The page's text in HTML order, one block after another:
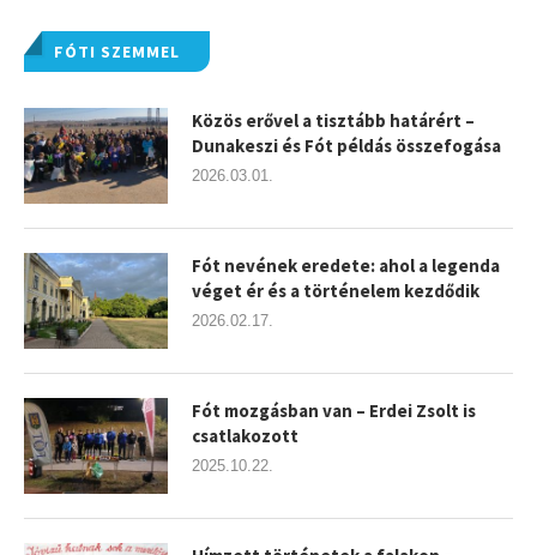
FÓTI SZEMMEL
Közös erővel a tisztább határért –
Dunakeszi és Fót példás összefogása
2026.03.01.
Fót nevének eredete: ahol a legenda
véget ér és a történelem kezdődik
2026.02.17.
Fót mozgásban van – Erdei Zsolt is
csatlakozott
2025.10.22.